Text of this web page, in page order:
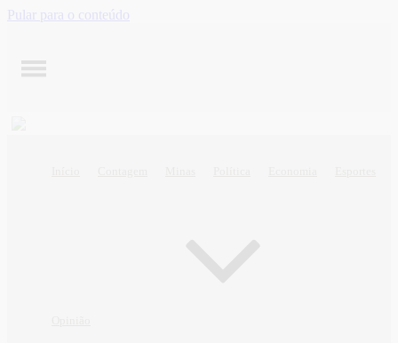
Pular para o conteúdo